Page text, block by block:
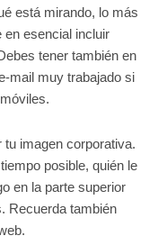
está mirando, lo más
en esencial incluir
tener también en
mail muy trabajado si
tu imagen corporativa.
posible, quién le
en la parte superior
Recuerda también